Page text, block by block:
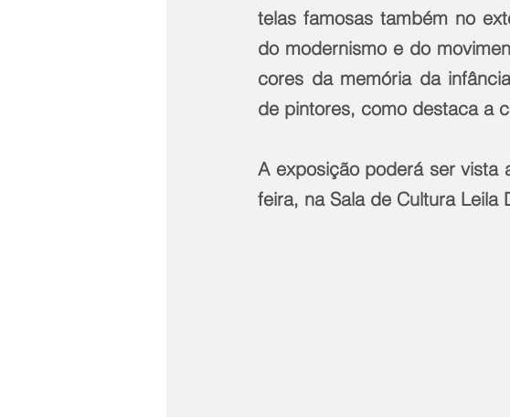
telas famosas também no
do modernismo e do
cores da memória da
de pintores, como destaca a
A exposição poderá ser vista
feira, na Sala de Cultura Leila